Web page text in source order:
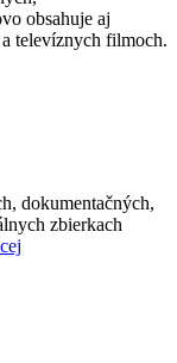
obsahuje aj
televíznych filmoch.
dokumentačných,
zbierkach